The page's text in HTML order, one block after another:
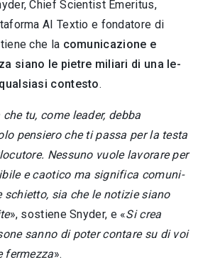
Chief Scientist Emeritus,
AI Textio e fondatore di
che la comunicazione e
siano le pietre miliari di una le­
contesto.
tu, come leader, debba
pensiero che ti passa per la testa
Nessuno vuole lavorare per
e caotico ma significa comuni­
schietto, sia che le no­tizie siano
», sostiene Snyder, e «Si crea
sanno di poter contare su di voi
fermezza».